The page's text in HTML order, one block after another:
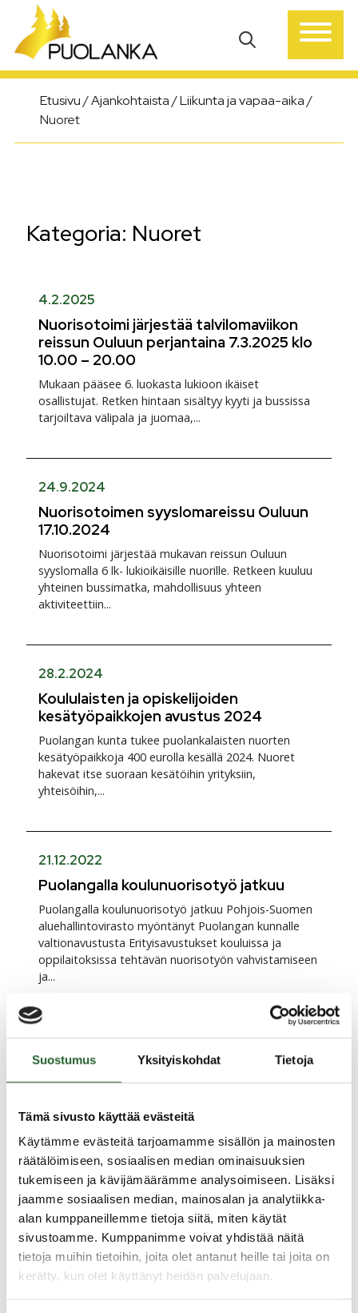
Suostumus Yksityiskohdat Tietoja
Tämä sivusto käyttää evästeitä
Käytämme evästeitä tarjoamamme sisällön ja mainosten
räätälöimiseen, sosiaalisen median ominaisuuksien
tukemiseen ja kävijämäärämme analysoimiseen. Lisäksi
jaamme sosiaalisen median, mainosalan ja analytiikka-
alan kumppaneillemme tietoja siitä, miten käytät
sivustoamme. Kumppanimme voivat yhdistää näitä
tietoja muihin tietoihin, joita olet antanut heille tai joita on
kerätty, kun olet käyttänyt heidän palvelujaan.
Päävalikko
Etusivu/Ajankohtaista/Liikunta ja vapaa-aika/
Nuoret
Kategoria: Nuoret
4.2.2025
Nuorisotoimi järjestää talvilomaviikon
reissun Ouluun perjantaina 7.3.2025 klo
10.00 – 20.00
Mukaan pääsee 6. luokasta lukioon ikäiset
osallistujat. Retken hintaan sisältyy kyyti ja bussissa
tarjoiltava välipala ja juomaa,...
24.9.2024
Nuorisotoimen syyslomareissu Ouluun
17.10.2024
Nuorisotoimi järjestää mukavan reissun Ouluun
syyslomalla 6 lk- lukioikäisille nuorille. Retkeen kuuluu
yhteinen bussimatka, mahdollisuus yhteen
aktiviteettiin...
28.2.2024
Koululaisten ja opiskelijoiden
kesätyöpaikkojen avustus 2024
Puolangan kunta tukee puolankalaisten nuorten
kesätyöpaikkoja 400 eurolla kesällä 2024. Nuoret
hakevat itse suoraan kesätöihin yrityksiin,
yhteisöihin,...
21.12.2022
Puolangalla koulunuorisotyö jatkuu
Puolangalla koulunuorisotyö jatkuu Pohjois-Suomen
aluehallintovirasto myöntänyt Puolangan kunnalle
valtionavustusta Erityisavustukset kouluissa ja
oppilaitoksissa tehtävän nuorisotyön vahvistamiseen
ja...
Joulunajan aukioloajat nuorisotalolla
auki 21.12 13-15 alakoululaisille ja 15-21 nuorille. Sen
jälkeen siirrymme...
22.9.2022
Syyslomareissu Ouluun torstaina
20.10.2022
Nuorisotoimi järjestää syyslomareissun Ouluun
torstaina 20.10.2022. Aktiviteettimahdollisuuksina
osallistuminen pakopeliin, megazone-lasersotaan tai